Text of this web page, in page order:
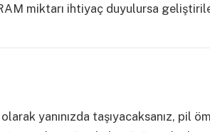
miktarı ihtiyaç duyulursa
yanınızda taşıyacaksanız, pil